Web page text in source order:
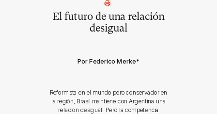
El futuro de una relación
desigual
Por Federico Merke*
Reformista en el mundo pero conservador en
la región, Brasil mantiene con Argentina una
relación desigual. Pero la competencia